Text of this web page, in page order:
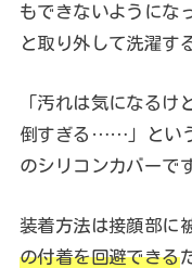
もできないようにな
と取り外して洗濯す
「汚れは気になるけ
倒すぎる……」とい
のシリコンカバーで
装着方法は接顔部に
の付着を回避できる